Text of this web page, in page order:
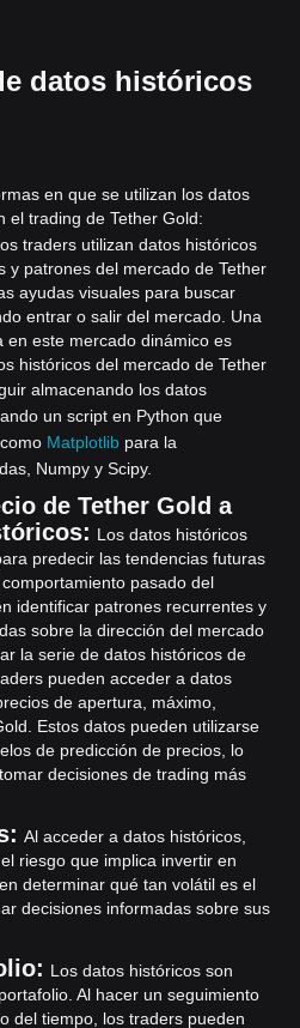
datos históricos
en que se utilizan los datos
el trading de Tether Gold:
traders utilizan datos históricos
y patrones del mercado de Tether
ayudas visuales para buscar
entrar o salir del mercado. Una
este mercado dinámico es
históricos del mercado de Tether
almacenando los datos
un script en Python que
Matplotlib para la
Numpy y Scipy.
de Tether Gold a
Los datos históricos
predecir las tendencias futuras
pasado del
identificar patrones recurrentes y
sobre la dirección del mercado
la serie de datos históricos de
pueden acceder a datos
de apertura, máximo,
Estos datos pueden utilizarse
de predicción de precios, lo
decisiones de trading más
Al acceder a datos históricos,
riesgo que implica invertir en
determinar qué tan volátil es el
decisiones informadas sobre sus
Los datos históricos son
Al hacer un seguimiento
del tiempo, los traders pueden